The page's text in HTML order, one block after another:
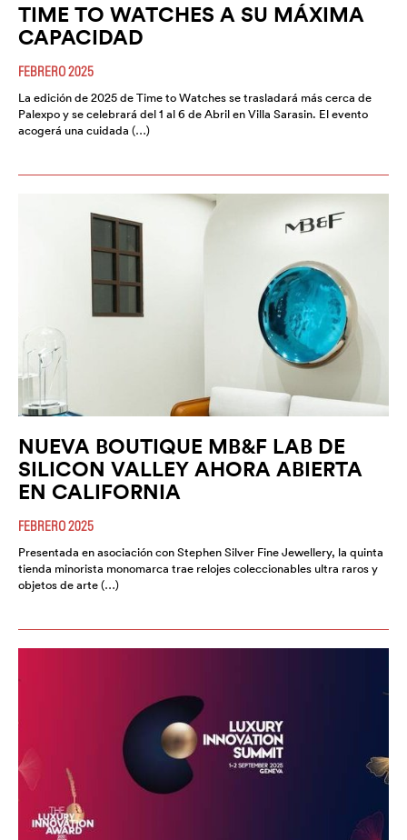
TIME TO WATCHES A SU MÁXIMA
CAPACIDAD
FEBRERO 2025
La edición de 2025 de Time to Watches se trasladará más cerca de
Palexpo y se celebrará del 1 al 6 de Abril en Villa Sarasin. El evento
acogerá una cuidada (…)
NUEVA BOUTIQUE MB&F LAB DE
SILICON VALLEY AHORA ABIERTA
EN CALIFORNIA
FEBRERO 2025
Presentada en asociación con Stephen Silver Fine Jewellery, la quinta
tienda minorista monomarca trae relojes coleccionables ultra raros y
objetos de arte (…)